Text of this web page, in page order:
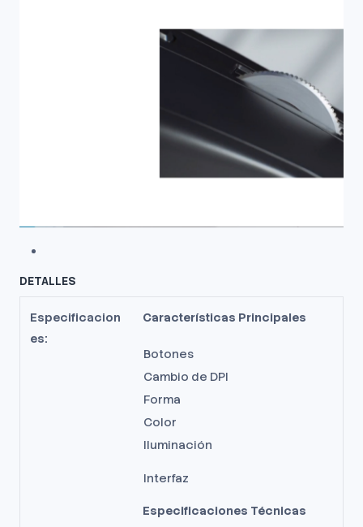
DETALLES
Especificacion
es:
Características Principales
Botones
Cambio de DPI
Forma
Color
Iluminación
Interfaz
Especificaciones Técnicas